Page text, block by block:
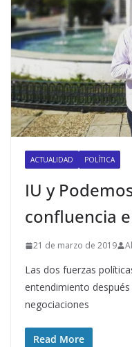
ACTUALIDAD POLÍTICA
IU y
confluencia
21 de marzo de 2019
Las dos fuerzas
entendimiento
negociaciones
Read More